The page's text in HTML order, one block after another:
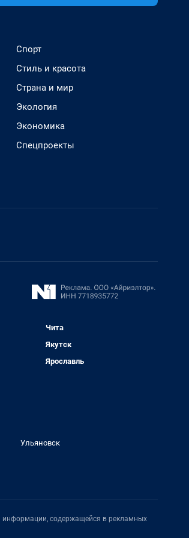
Спорт
Стиль и красота
Страна и мир
Экология
Экономика
Спецпроекты
Чита
Якутск
Ярославль
Ульяновск
информации, содержащейся в рекламных